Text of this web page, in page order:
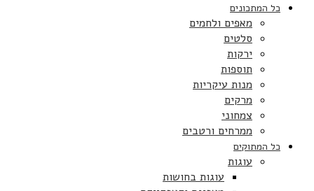
כל המתכונים
מאפים ולחמים
סלטים
ירקות
תוספות
מנות עיקריות
מרקים
צמחוני
ממרחים ורטבים
כל המתוקים
עוגות
עוגות בחושות